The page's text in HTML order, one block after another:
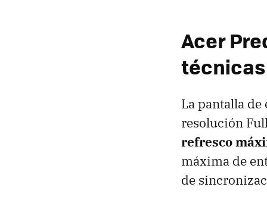
Acer
técnicas
La pantalla
resolución
refresco
máxima de
de